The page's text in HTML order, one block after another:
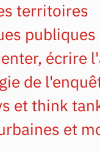
territoires
publiques
écrire
de
et think
et